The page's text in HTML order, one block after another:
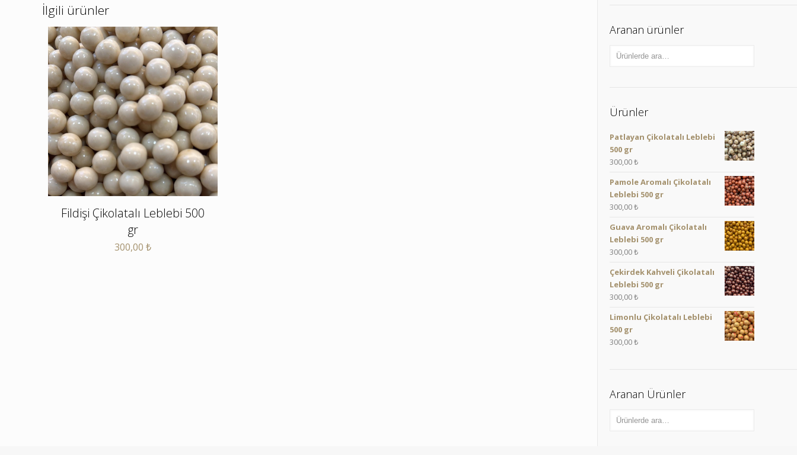
İlgili ürünler
Fildişi Çikolatalı Leblebi 500
gr
300,00 ₺
Aranan ürünler
Ürünler
Patlayan Çikolatalı Leblebi
500 gr
300,00₺
Pamole Aromalı Çikolatalı
Leblebi 500 gr
300,00₺
Guava Aromalı Çikolatalı
Leblebi 500 gr
300,00₺
Çekirdek Kahveli Çikolatalı
Leblebi 500 gr
300,00₺
Limonlu Çikolatalı Leblebi
500 gr
300,00₺
Aranan Ürünler